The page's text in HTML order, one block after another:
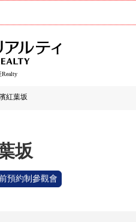
紅葉坂
坂
預約制參觀會